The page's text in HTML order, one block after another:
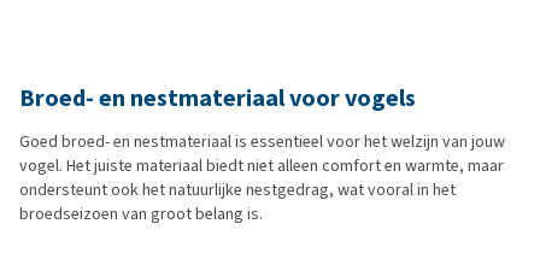
Broed- en nestmateriaal voor vogels
Goed broed- en nestmateriaal is essentieel voor het welzijn van jouw
vogel. Het juiste materiaal biedt niet alleen comfort en warmte, maar
ondersteunt ook het natuurlijke nestgedrag, wat vooral in het
broedseizoen van groot belang is.